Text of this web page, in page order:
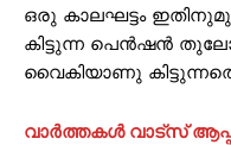
ഒരു കാലഘട്ടം
കിട്ടുന്ന പെൻഷൻ
വൈകിയാണു
വാർത്തകൾ വാട്സ്